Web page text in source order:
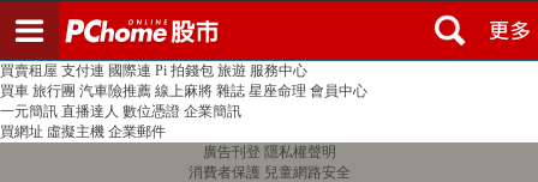
PChome首頁 線上購物 24h購物 書店
買賣租屋 支付連 國際連 Pi 拍錢包 旅遊 服務中心
買車 旅行團 汽車險推薦 線上麻將 雜誌 星座命理 會員中心
一元簡訊 直播達人 數位憑證 企業簡訊
買網址 虛擬主機 企業郵件
廣告刊登 隱私權聲明
消費者保護 兒童網路安全